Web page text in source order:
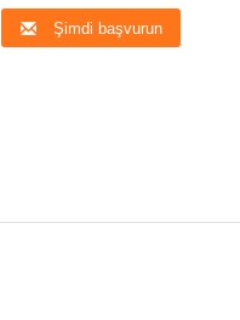
Şimdi başvurun